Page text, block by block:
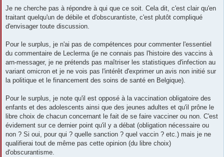
Je ne cherche pas à répondre à qui que ce soit. Cela dit, c'est clair qu'en
traitant quelqu'un de débile et d'obscurantiste, c'est plutôt compliqué
d'envisager toute discussion.
Pour le surplus, je n'ai pas de compétences pour commenter l'essentiel
du commentaire de Leclerma (je ne connais pas l'histoire des vaccins à
arn-messager, je ne prétends pas maîtriser les statistiques d'infection au
variant omicron et je ne vois pas l'intérêt d'exprimer un avis non initié sur
la politique et le financement des soins de santé en Belgique).
Pour le surplus, je note qu'il est opposé à la vaccination obligatoire des
enfants et des adolescents ainsi que des jeunes adultes et qu'il prône le
libre choix de chacun concernant le fait de se faire vacciner ou non. C'est
évidement sur ce dernier point qu'il y a débat (obligation nécessaire ou
non ? Si oui, pour qui ? quelle sanction ? quel vaccin ? etc.) mais je ne
qualifierai tout de même pas cette opinion (du libre choix)
d'obscurantisme.